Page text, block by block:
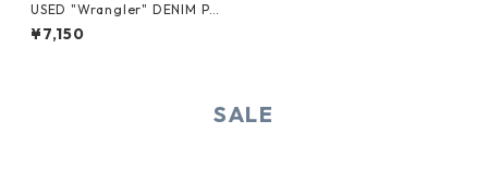
USED "Wrangler" DENIM PA
NTS
¥7,150
SALE